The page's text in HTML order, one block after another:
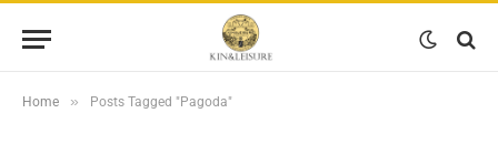
Home » Posts Tagged "Pagoda"